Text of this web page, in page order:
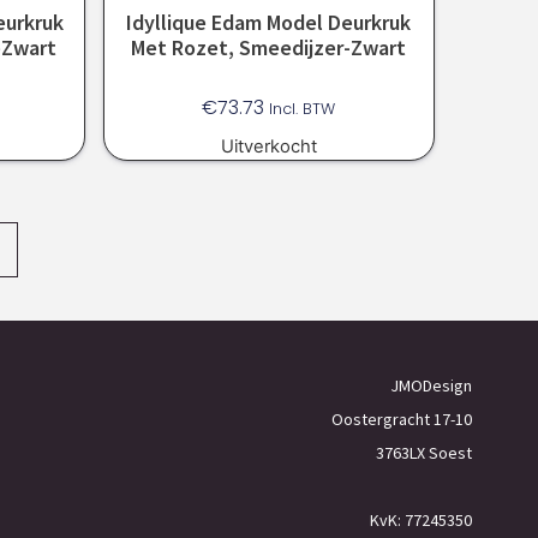
Idyllique Edam Model Deurkruk
Met Rozet, Smeedijzer-Zwart
€73.73 Incl. BTW
Uitverkocht
JMODesign
Oostergracht 17-10
3763LX Soest
KvK: 77245350